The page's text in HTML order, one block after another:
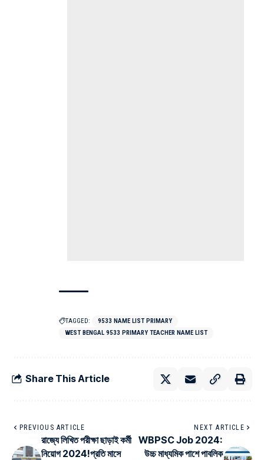
TAGGED:
9533 NAME LIST PRIMARY
WEST BENGAL 9533 PRIMARY TEACHER NAME LIST
Share This Article
PREVIOUS ARTICLE
রাজ্যে লিখিত পরীক্ষা ছাড়াই কর্মী
নিয়োগ 2024!প্রতি মাসে
NEXT ARTICLE
WBPSC Job 2024:
উচ্চ মাধ্যমিক পাশে পাবলিক